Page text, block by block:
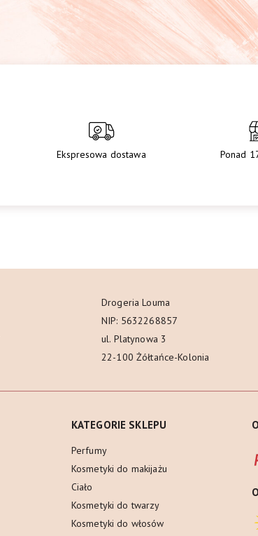
Ekspresowa dostawa Ponad
Drogeria Louma
NIP: 5632268857
ul. Platynowa 3
22-100 Żółtańce-Kolonia
KATEGORIE SKLEPU
Perfumy
Kosmetyki do makijażu
Ciało
Kosmetyki do twarzy
Kosmetyki do włosów